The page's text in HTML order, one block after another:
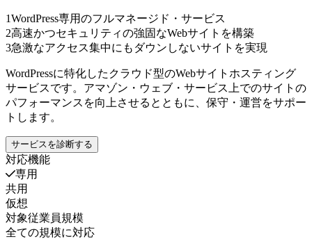
1WordPress専用のフルマネージド・サービス
2高速かつセキュリティの強固なWebサイトを構築
3急激なアクセス集中にもダウンしないサイトを実現
WordPressに特化したクラウド型のWebサイトホスティング
サービスです。アマゾン・ウェブ・サービス上でのサイトの
パフォーマンスを向上させるとともに、保守・運営をサポー
トします。
サービスを診断する
対応機能
専用
共用
仮想
対象従業員規模
全ての規模に対応